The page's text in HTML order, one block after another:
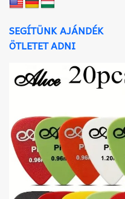
SEGÍTÜNK AJÁNDÉK
ÖTLETET ADNI